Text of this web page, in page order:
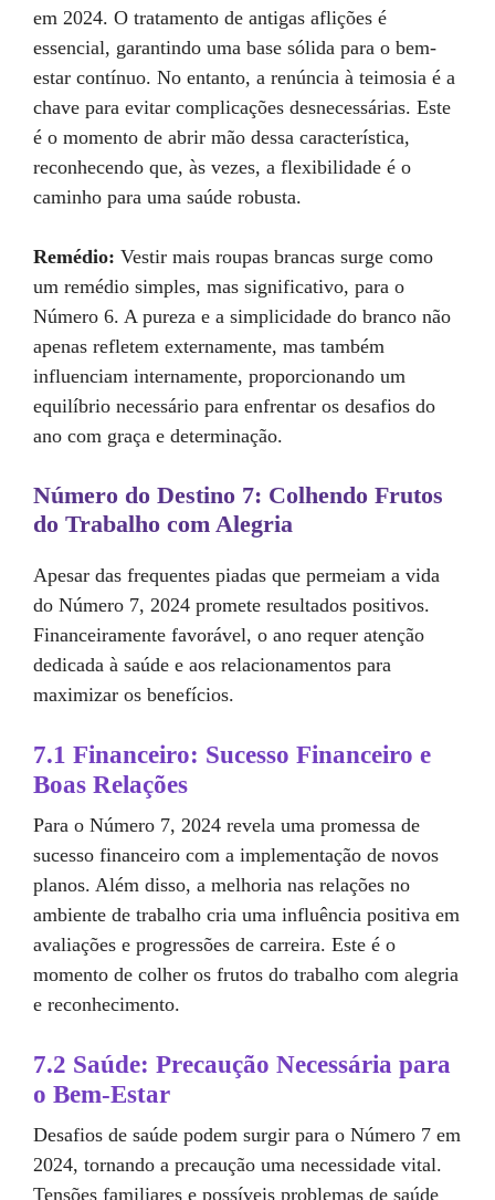
em 2024. O tratamento de antigas aflições é
essencial, garantindo uma base sólida para o bem-
estar contínuo. No entanto, a renúncia à teimosia é a
chave para evitar complicações desnecessárias. Este
é o momento de abrir mão dessa característica,
reconhecendo que, às vezes, a flexibilidade é o
caminho para uma saúde robusta.
Remédio: Vestir mais roupas brancas surge como
um remédio simples, mas significativo, para o
Número 6. A pureza e a simplicidade do branco não
apenas refletem externamente, mas também
influenciam internamente, proporcionando um
equilíbrio necessário para enfrentar os desafios do
ano com graça e determinação.
Número do Destino 7: Colhendo Frutos
do Trabalho com Alegria
Apesar das frequentes piadas que permeiam a vida
do Número 7, 2024 promete resultados positivos.
Financeiramente favorável, o ano requer atenção
dedicada à saúde e aos relacionamentos para
maximizar os benefícios.
7.1 Financeiro: Sucesso Financeiro e
Boas Relações
Para o Número 7, 2024 revela uma promessa de
sucesso financeiro com a implementação de novos
planos. Além disso, a melhoria nas relações no
ambiente de trabalho cria uma influência positiva em
avaliações e progressões de carreira. Este é o
momento de colher os frutos do trabalho com alegria
e reconhecimento.
7.2 Saúde: Precaução Necessária para
o Bem-Estar
Desafios de saúde podem surgir para o Número 7 em
2024, tornando a precaução uma necessidade vital.
Tensões familiares e possíveis problemas de saúde